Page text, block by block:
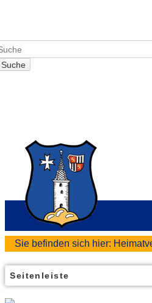
Suche
Sie befinden sich hier:
Seitenleiste